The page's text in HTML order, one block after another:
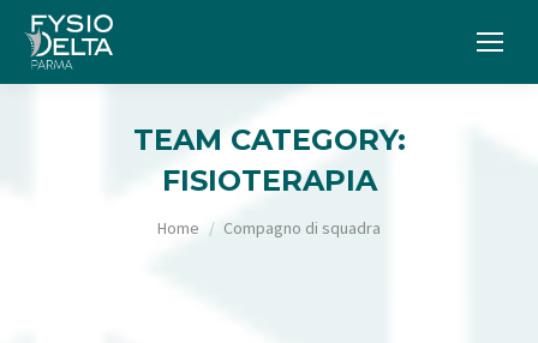
TEAM CATEGORY:
FISIOTERAPIA
Tu sei qui:
Home Compagno di squadra